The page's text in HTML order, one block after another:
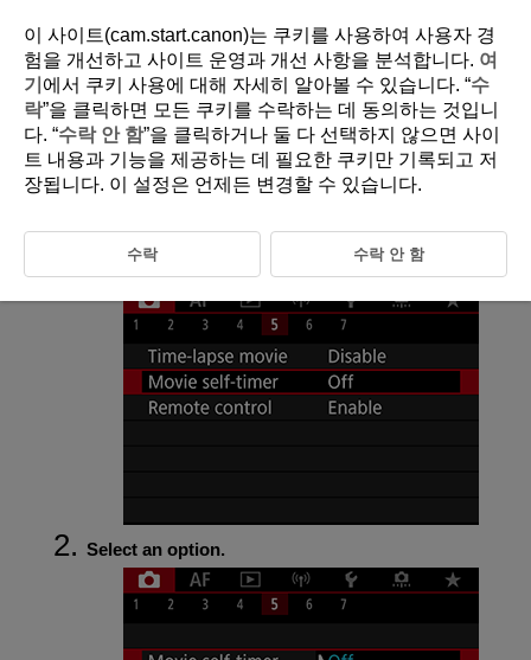
D185-112
Movie Self-Timer
Select an option.
이 사이트(cam.start.canon)는 쿠키를 사용하여 사용자 경
험을 개선하고 사이트 운영과 개선 사항을 분석합니다. 여
기 에서 쿠키 사용에 대해 자세히 알아볼 수 있습니다. “수
락”을 클릭하면 모든 쿠키를 수락하는 데 동의하는 것입니
다. “수락 안 함”을 클릭하거나 둘 다 선택하지 않으면 사이
트 내용과 기능을 제공하는 데 필요한 쿠키만 기록되고 저
장됩니다. 이 설정은 언제든 변경할 수 있습니다.
수락 수락 안 함